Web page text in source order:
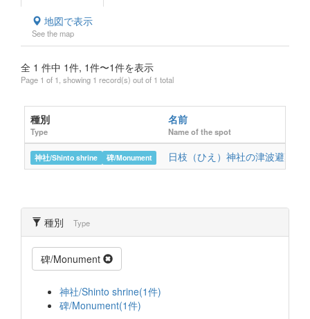
地図で表示
See the map
全 1 件中 1件, 1件〜1件を表示
Page 1 of 1, showing 1 record(s) out of 1 total
種別
Type
名前
Name of the spot
神社/Shinto shrine 碑/Monument 日枝（ひえ）神社の津波避難丘
種別 Type
碑/Monument
神社/Shinto shrine(1件)
碑/Monument(1件)